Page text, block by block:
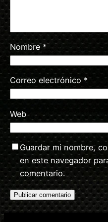
Nombre*
Correo electrónico *
Web
Guardar mi nombre,
en este navegador
comentario.